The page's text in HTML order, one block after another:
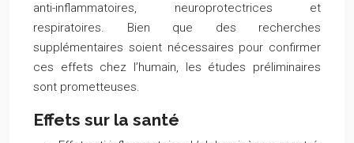
anti-inflammatoires, neuroprotectrices et
respiratoires. Bien que des recherches
supplémentaires soient nécessaires pour confirmer
ces effets chez l’humain, les études préliminaires
sont prometteuses.
Effets sur la santé